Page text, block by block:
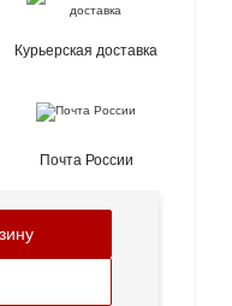
Курьерская доставка
Почта России